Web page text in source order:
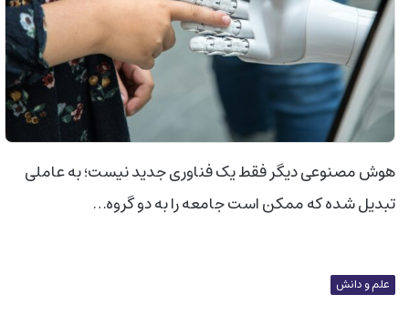
هوش مصنوعی دیگر فقط یک فناوری جدید نیست؛ به عاملی
تبدیل شده که ممکن است جامعه را به دو گروه…
علم و دانش